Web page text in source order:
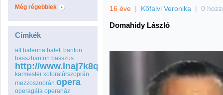
Még régebbiek
Címkék
alt balerina balett bariton
basszbariton basszus
http://www.lnaj7k8qspfmo2wq8go.com
karmester koloratúrszoprán
mezzoszoprán opera
operagála operaház
16 éve | Kőfalvi Veronika | 0
Domahidy László